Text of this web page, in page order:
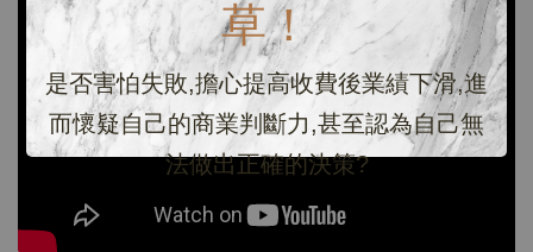
草！
是否害怕失敗,擔心提高收費後業績下滑,進
而懷疑自己的商業判斷力,甚至認為自己無
法做出正確的決策?